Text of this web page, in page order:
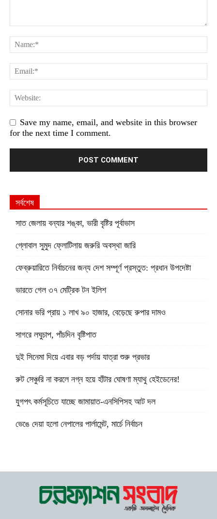
Save my name, email, and website in this browser
for the next time I comment.
সর্বশেষ
সাত জেলায় বন্যার শঙ্কা, ভারী বৃষ্টির পূর্বাভাস
গ্লোবাল সুমুদ ফ্লোটিলায় জরুরি অবস্থা জারি
ফেব্রুয়ারিতে নির্বাচনের জন্য দেশ সম্পূর্ণ প্রস্তুত: প্রধান উপদেষ্টা
ভারতে গেল ৩৭ মেট্রিক টন ইলিশ
সোনার ভরি প্রায় ১ লাখ ৯০ হাজার, বেড়েছে রুপার দামও
সাগরে লঘুচাপ, পাঁচদিন বৃষ্টিপাত
দুই সিনেমা দিয়ে এবার বড় পর্দায় যাত্রা শুরু প্রভার
রুট সেঞ্চুরি না করলে নগ্ন হয়ে হাঁটার ঘোষণা ম্যাথু হেইডেনের!
যুগপৎ কর্মসূচিতে যাচ্ছে জামায়াত-এনসিপিসহ আট দল
ভেঙে দেয়া হলো নেপালের পার্লামেন্ট, মার্চে নির্বাচন